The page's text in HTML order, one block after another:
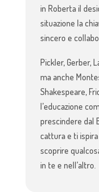
in Roberta il
situazione la
sincero e
Pickler, Gerber,
ma anche
Shakespeare,
l’educazione
prescindere dal
cattura e ti
scoprire
in te e nell’altro.